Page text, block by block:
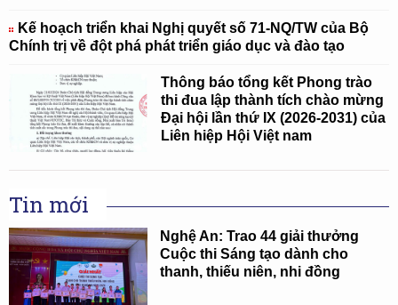
Kế hoạch triển khai Nghị quyết số 71-NQ/TW của Bộ
Chính trị về đột phá phát triển giáo dục và đào tạo
Thông báo tổng kết Phong trào
thi đua lập thành tích chào mừng
Đại hội lần thứ IX (2026-2031) của
Liên hiệp Hội Việt nam
Tin mới
Nghệ An: Trao 44 giải thưởng
Cuộc thi Sáng tạo dành cho
thanh, thiếu niên, nhi đồng